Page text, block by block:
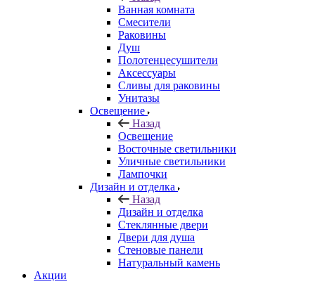
Ванная комната
Смесители
Раковины
Душ
Полотенцесушители
Аксессуары
Сливы для раковины
Унитазы
Освещение
Назад
Освещение
Восточные светильники
Уличные светильники
Лампочки
Дизайн и отделка
Назад
Дизайн и отделка
Стеклянные двери
Двери для душа
Стеновые панели
Натуральный камень
Акции